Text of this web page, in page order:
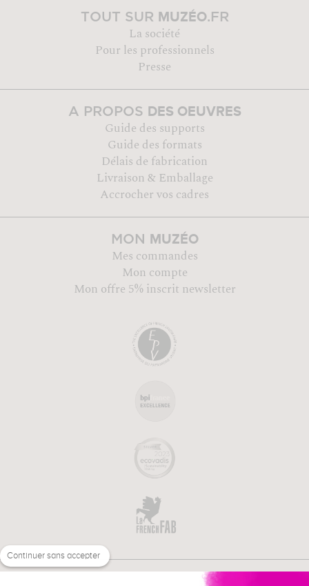
TOUT SUR MUZÉO.FR
La société
Pour les professionnels
Presse
A PROPOS DES OEUVRES
Guide des supports
Guide des formats
Délais de fabrication
Livraison & Emballage
Accrocher vos cadres
MON MUZÉO
Mes commandes
Mon compte
Mon offre 5% inscrit newsletter
Continuer sans accepter